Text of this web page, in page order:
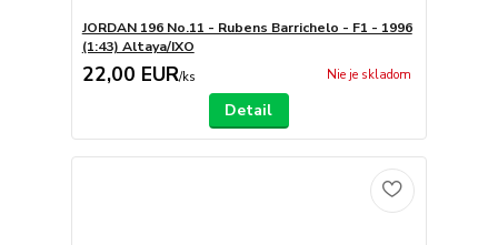
JORDAN 196 No.11 - Rubens Barrichelo - F1 - 1996
(1:43) Altaya/IXO
22,00 EUR/ks Nie je skladom
Detail